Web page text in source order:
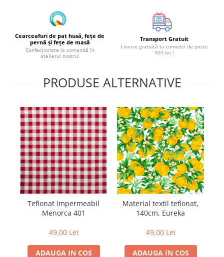
Cearceafuri de pat husă, fețe de
pernă și fețe de masă
Confecționate la comandă în
atelierul nostru!
Transport Gratuit
Livrare gratuită la comenzi de peste
400 lei !
PRODUSE ALTERNATIVE
Teflonat impermeabil
Menorca 401
49,00 Lei
ADAUGA IN COS
Material textil teflonat,
140cm, Eureka
49,00 Lei
ADAUGA IN COS